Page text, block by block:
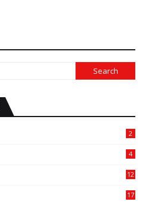
2
4
12
17